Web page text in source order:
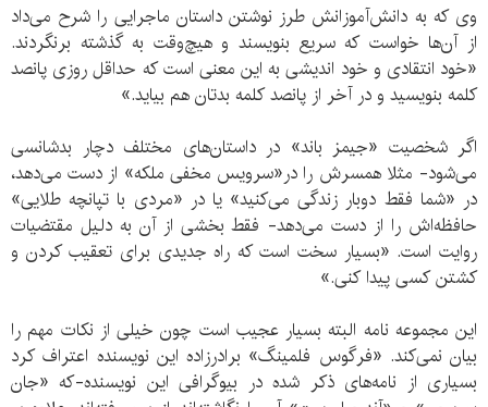
وی که به دانش‌آموزانش طرز نوشتن داستان ماجرایی را شرح می‌داد
از آن‌ها خواست که سریع بنویسند و هیچ‌وقت به گذشته برنگردند.
«خود انتقادی و خود اندیشی به این معنی است که حداقل روزی پانصد
کلمه بنویسید و در آخر از پانصد کلمه بدتان هم بیاید.»
اگر شخصیت «جیمز باند» در داستان‌های مختلف دچار بدشانسی
می‌شود- مثلا همسرش را در«سرویس مخفی ملکه» از دست می‌دهد،
در «شما فقط دوبار زندگی می‌کنید» یا در «مردی با تپانچه طلایی»
حافظه‌اش را از دست می‌دهد- فقط بخشی از آن به دلیل مقتضیات
روایت است. «بسیار سخت است که راه جدیدی برای تعقیب کردن و
کشتن کسی پیدا کنی.»
این مجموعه نامه البته بسیار عجیب است چون خیلی از نکات مهم را
بیان نمی‌کند. «فرگوس فلمینگ» برادرزاده این نویسنده اعتراف کرد
بسیاری از نامه‌های ذکر شده در بیوگرافی این نویسنده-که «جان